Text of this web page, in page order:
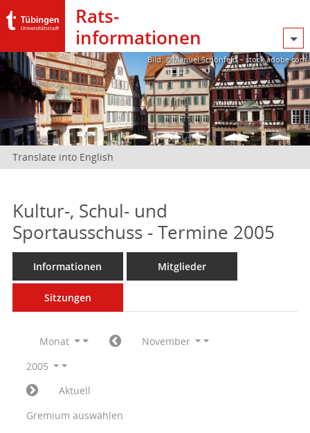
Rats­
informationen
Bild: @Manuel Schönfeld – stock.adobe.com
Translate into English
Kultur-, Schul- und
Sportausschuss - Termine 2005
Informationen Mitglieder
Sitzungen
Monat
November
2005
Aktuell
Gremium auswählen